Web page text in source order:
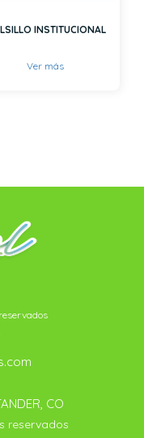
INSTITUCIONAL
Ver más
CO
reservados